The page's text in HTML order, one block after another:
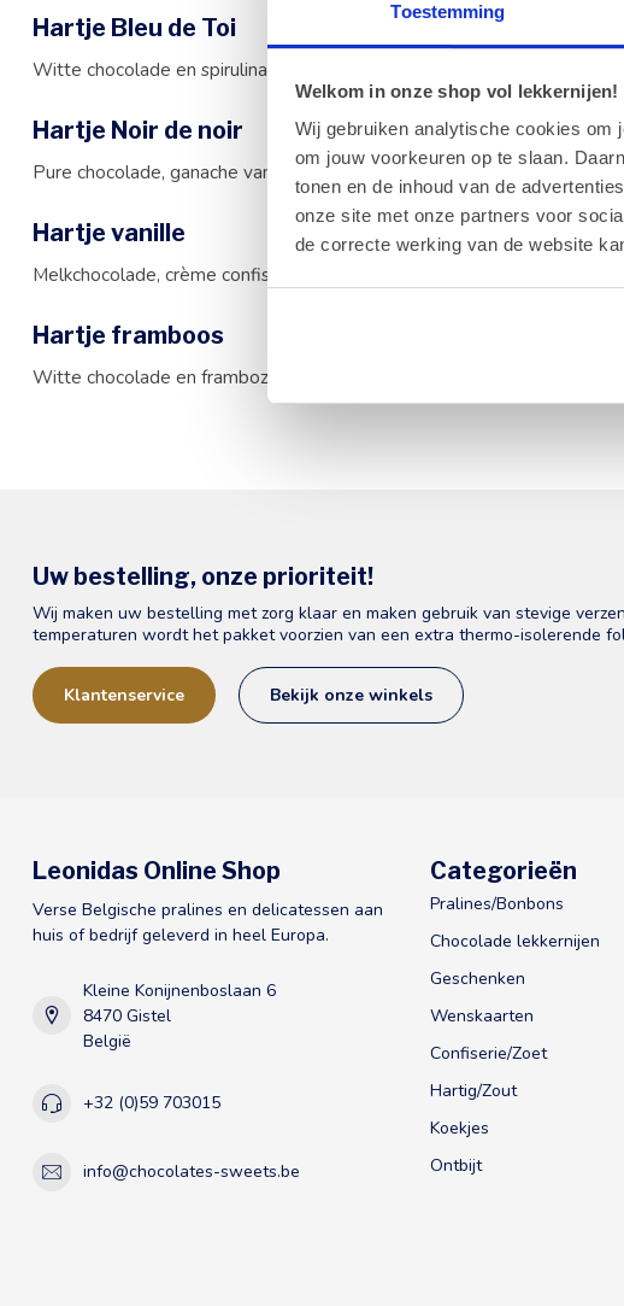
Toestemming
Welkom in onze shop vol
Wij gebruiken analytische cookies om
om jouw voorkeuren op te slaan.
tonen en de inhoud van de
onze site met onze partners voor
de correcte werking van de website
Hartje Bleu de Toi
Witte chocolade en spirulina, bloedsinaasappelganache
Hartje Noir de noir
Pure chocolade, ganache van intense pure chocolade
Hartje vanille
Melkchocolade, crème confiseur met vanillesmaak
Hartje framboos
Witte chocolade en frambozen, frambozenganache
Uw bestelling, onze prioriteit!
Wij maken uw bestelling met zorg klaar en maken gebruik van stevige
temperaturen wordt het pakket voorzien van een extra thermo-isolerende
Klantenservice Bekijk onze winkels
Leonidas Online Shop
Verse Belgische pralines en delicatessen aan
huis of bedrijf geleverd in heel Europa.
Kleine Konijnenboslaan 6
8470 Gistel
België
+32 (0)59 703015
info@chocolates-sweets.be
Categorieën
Pralines/Bonbons
Chocolade lekkernijen
Geschenken
Wenskaarten
Confiserie/Zoet
Hartig/Zout
Koekjes
Ontbijt